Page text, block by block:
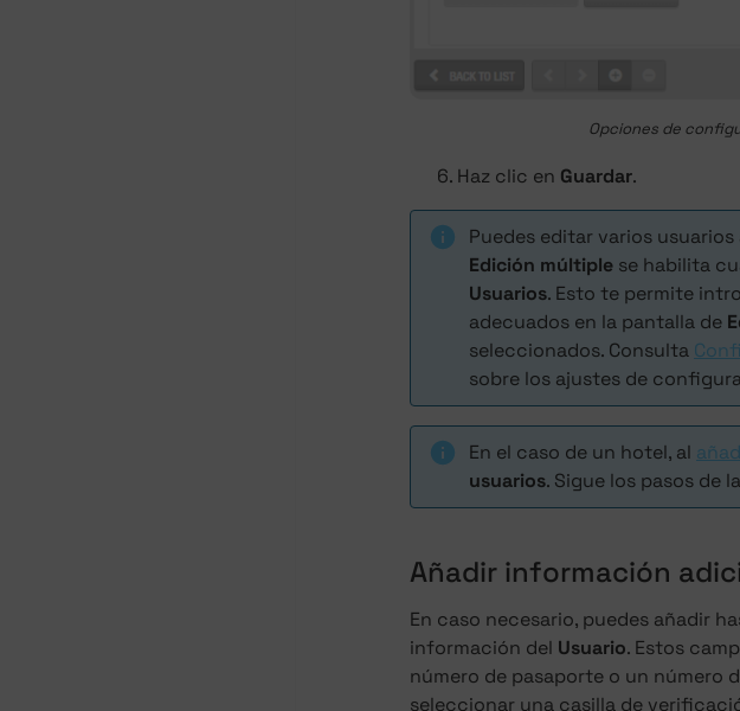
Opciones de
Haz clic en Guardar.
Puedes editar varios
Edición múltiple se habilita
Usuarios. Esto te permite
adecuados en la pantalla de
seleccionados. Consulta
sobre los ajustes de
En el caso de un hotel, al
usuarios. Sigue los pasos de
Añadir información
En caso necesario, puedes añadir
información del Usuario. Estos
número de pasaporte o un número
seleccionar una casilla de